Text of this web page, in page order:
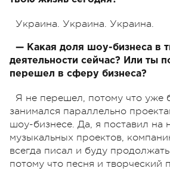
Украина. Украина. Украина.
— Какая доля шоу-бизнеса в
деятельности сейчас? Или ты
перешел в сферу бизнеса?
Я не перешел, потому что уже
занимался параллельно
шоу-бизнесе. Да, я поставил на
музыкальных проектов,
всегда писал и буду
потому что песня и творческий